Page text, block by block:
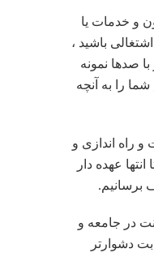
و خدمات یا
باشید ،
صدها نمونه
را به آنچه
و راه اندازی و
عهده دار
برسانیم.
در جامعه و
دشوارتر